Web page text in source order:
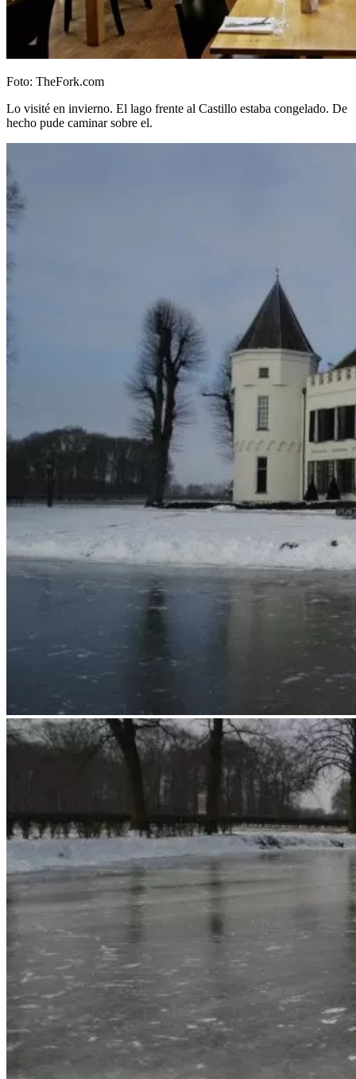
Foto: TheFork.com
Lo visité en invierno. El lago frente al Castillo estaba congelado. De
hecho pude caminar sobre el.